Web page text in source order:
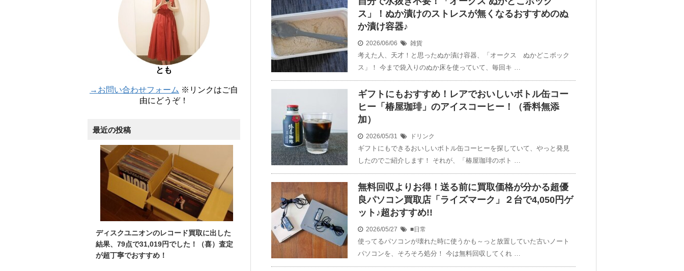
ス」！ぬか漬けのストレスが無くなるおすすめのぬ
か漬け容器♪
2026/06/06 雑貨
考えた人、天才！と思ったぬか漬け容器、「オークス ぬかどこボック
ス」！ 今まで袋入りのぬか床を使っていて、毎回キ …
ギフトにもおすすめ！レアでおいしいボトル缶コー
ヒー「椿屋珈琲」のアイスコーヒー！（香料無添
加）
2026/05/31 ドリンク
ギフトにもできるおいしいボトル缶コーヒーを探していて、やっと発見
したのでご紹介します！ それが、「椿屋珈琲のボト …
無料回収よりお得！送る前に買取価格が分かる超優
良パソコン買取店「ライズマーク」２台で4,050円ゲ
ット♪超おすすめ!!
2026/05/27 ■日常
使ってるパソコンが壊れた時に使うかも～っと放置していた古いノート
パソコンを、そろそろ処分！ 今は無料回収してくれ …
とも
→お問い合わせフォーム ※リンクはご自
由にどうぞ！
最近の投稿
ディスクユニオンのレコード買取に出した
結果、79点で31,019円でした！（喜）査定
が超丁寧でおすすめ！